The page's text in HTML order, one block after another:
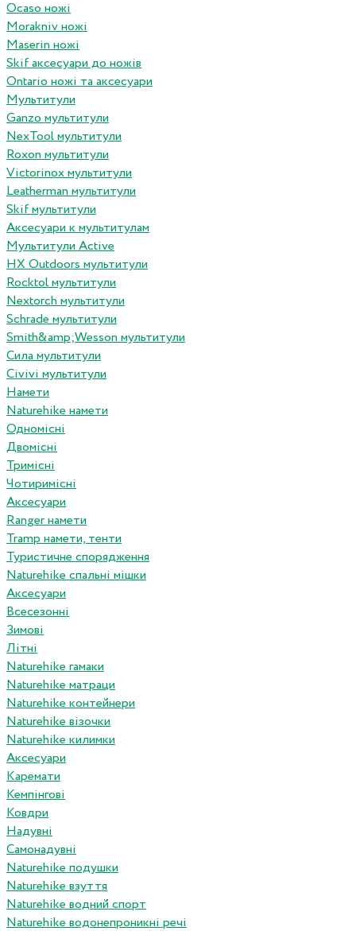
Ocaso ножі
Morakniv ножі
Maserin ножі
Skif аксесуари до ножів
Ontario ножі та аксесуари
Мультитули
Ganzo мультитули
NexTool мультитули
Roxon мультитули
Victorinox мультитули
Leatherman мультитули
Skif мультитули
Аксесуари к мультитулам
Мультитули Active
HX Outdoors мультитули
Rocktol мультитули
Nextorch мультитули
Schrade мультитули
Smith&amp;Wesson мультитули
Сила мультитули
Civivi мультитули
Намети
Naturehike намети
Одномісні
Двомісні
Тримісні
Чотиримісні
Аксесуари
Ranger намети
Tramp намети, тенти
Туристичне спорядження
Naturehike спальні мішки
Аксесуари
Всесезонні
Зимові
Літні
Naturehike гамаки
Naturehike матраци
Naturehike контейнери
Naturehike візочки
Naturehike килимки
Аксесуари
Каремати
Кемпінгові
Ковдри
Надувні
Самонадувні
Naturehike подушки
Naturehike взуття
Naturehike водний спорт
Naturehike водонепроникні речі